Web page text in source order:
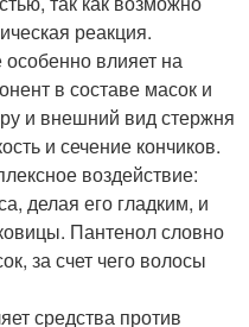
реакция.
влияет на
в составе масок и
и внешний вид стержня
и сечение кончиков.
воздействие:
делая его гладким, и
Пантенол словно
за счет чего волосы
средства против